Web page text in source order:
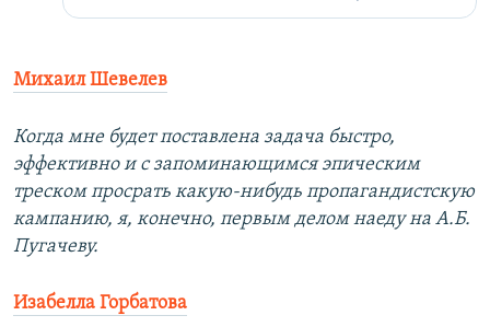
Михаил Шевелев
Когда мне будет поставлена задача быстро,
эффективно и с запоминающимся эпическим
треском просрать какую-нибудь пропагандистскую
кампанию, я, конечно, первым делом наеду на А.Б.
Пугачеву.
Изабелла Горбатова